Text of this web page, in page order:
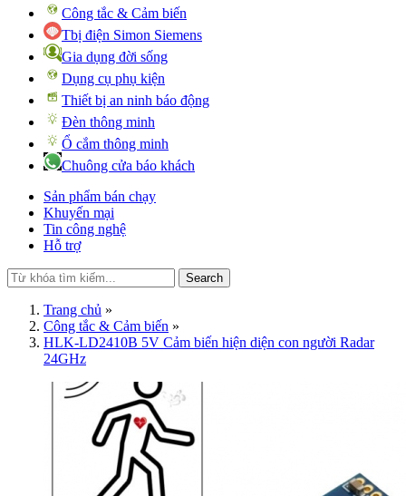
Công tắc & Cảm biến
Tbị điện Simon Siemens
Gia dụng đời sống
Dụng cụ phụ kiện
Thiết bị an ninh báo động
Đèn thông minh
Ổ cắm thông minh
Chuông cửa báo khách
Sản phẩm bán chạy
Khuyến mại
Tin công nghệ
Hỗ trợ
Search
Trang chủ »
Công tắc & Cảm biến »
HLK-LD2410B 5V Cảm biến hiện diện con người Radar
24GHz